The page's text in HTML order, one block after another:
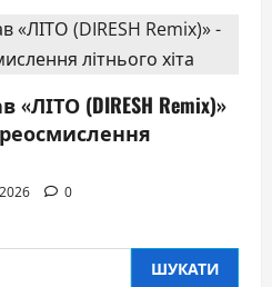
«ЛІТО (DIRESH Remix)»
0